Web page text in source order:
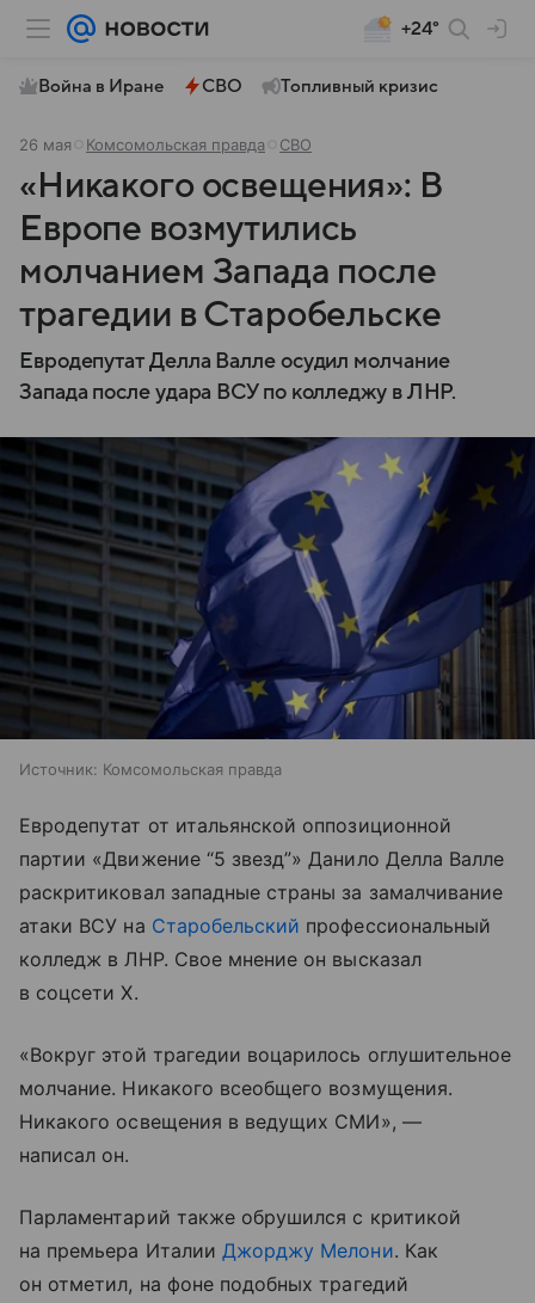
+24°
Война в Иране СВО Топливный кризис
26 мая Комсомольская правда СВО
«Никакого освещения»: В
Европе возмутились
молчанием Запада после
трагедии в Старобельске
Евродепутат Делла Валле осудил молчание
Запада после удара ВСУ по колледжу в ЛНР.
Источник: Комсомольская правда
Евродепутат от итальянской оппозиционной
партии «Движение “5 звезд”» Данило Делла Валле
раскритиковал западные страны за замалчивание
атаки ВСУ на Старобельский профессиональный
колледж в ЛНР. Свое мнение он высказал
в соцсети Х.
«Вокруг этой трагедии воцарилось оглушительное
молчание. Никакого всеобщего возмущения.
Никакого освещения в ведущих СМИ», —
написал он.
Парламентарий также обрушился с критикой
на премьера Италии Джорджу Мелони. Как
он отметил, на фоне подобных трагедий